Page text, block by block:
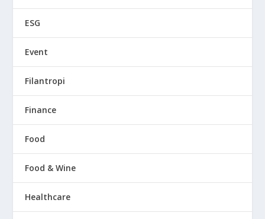
ESG
Event
Filantropi
Finance
Food
Food & Wine
Healthcare